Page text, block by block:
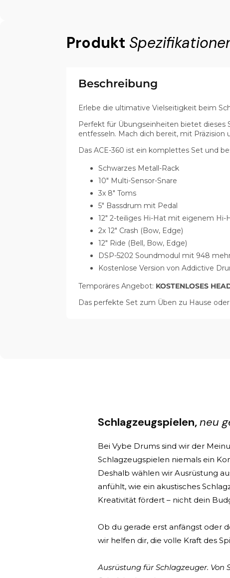
Produkt
Beschreibung
Erlebe die ultimative Vielseitigkeit beim
Perfekt für Übungseinheiten bietet dieses
entfesseln. Mach dich bereit, mit
Das ACE-360 ist ein komplettes Set und
Schwarzes Metall-Rack
10" Multi-Sensor-Snare
3x 8" Toms
5" Bassdrum mit Pedal
12" 2-teiliges Hi-Hat mit eigenem Hi-
2x 12" Crash (Bow, Edge)
12" Ride (Bell, Bow, Edge)
DSP-5202 Soundmodul mit 948
Kostenlose Version von Addictive
Temporäres Angebot: KOSTENLOSES
Das perfekte Set zum Üben zu Hause
Schlagzeugspielen,neu
Bei Vybe Drums sind wir der
Schlagzeugspielen niemals ein
Deshalb wählen wir Ausrüstung
anfühlt, wie ein akustisches
Kreativität fördert – nicht dein
Ob du gerade erst anfängst oder
wir helfen dir, die volle Kraft des
Ausrüstung für Schlagzeuger. Von